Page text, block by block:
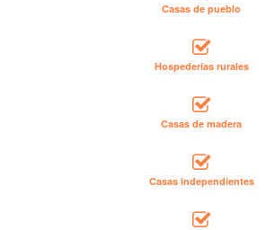
Casas de pueblo
Hospederías rurales
Casas de madera
Casas independientes